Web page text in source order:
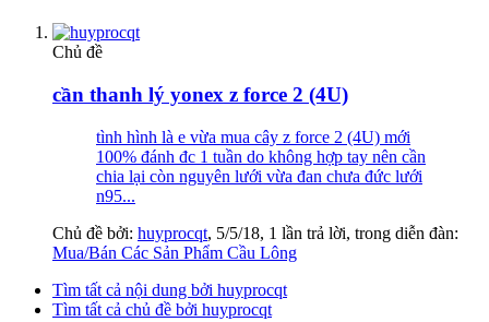
Chủ đề
cần thanh lý yonex z force 2 (4U)
tình hình là e vừa mua cây z force 2 (4U) mới
100% đánh đc 1 tuần do không hợp tay nên cần
chia lại còn nguyên lưới vừa đan chưa đức lưới
n95...
Chủ đề bởi: huyprocqt, 5/5/18, 1 lần trả lời, trong diễn đàn:
Mua/Bán Các Sản Phẩm Cầu Lông
Tìm tất cả nội dung bởi huyprocqt
Tìm tất cả chủ đề bởi huyprocqt